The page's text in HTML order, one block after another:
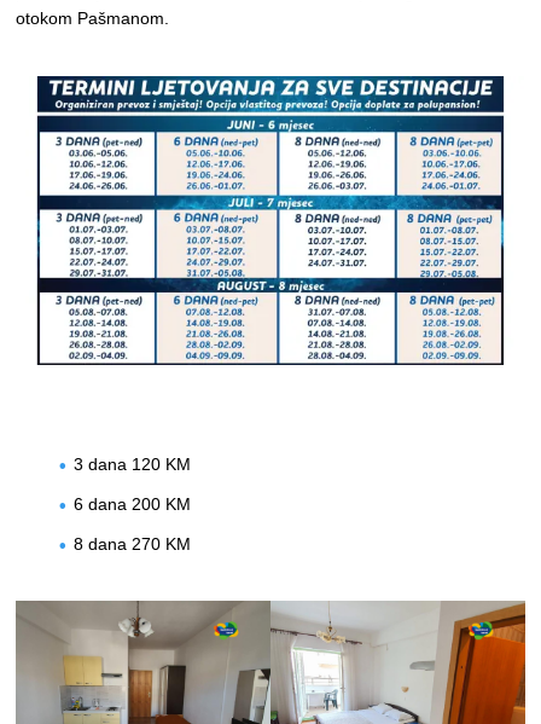
otokom Pašmanom.
3 dana 120 KM
6 dana 200 KM
8 dana 270 KM